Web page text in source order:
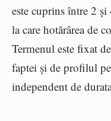
este cuprins între 2 și
la care hotărârea de
Termenul este fixat
faptei și de profilul
independent de